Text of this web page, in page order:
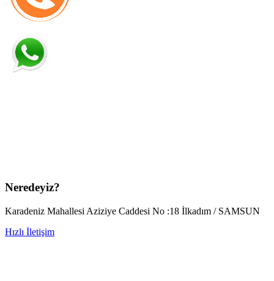
Neredeyiz?
Karadeniz Mahallesi Aziziye Caddesi No :18 İlkadım / SAMSUN
Hızlı İletişim